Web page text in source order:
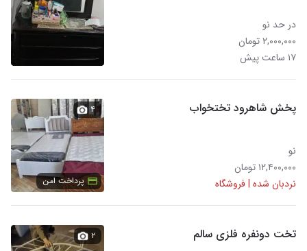
در حد نو
۲,۰۰۰,۰۰۰ تومان
۱۷ ساعت پیش
پخش شاهرود تختخواب
نو
۱۲,۴۰۰,۰۰۰ تومان
نردبان شده | فروشگاه
۴
پرداخت امن
تخت دونفره فلزی سالم ۲